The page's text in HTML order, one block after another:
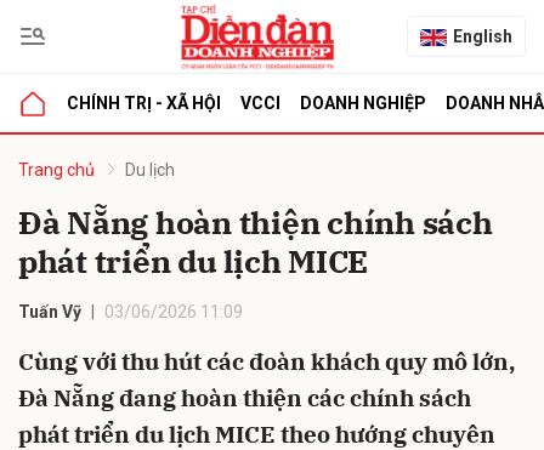
English
CHÍNH TRỊ - XÃ HỘI VCCI DOANH NGHIỆP DOANH
Trang chủ Du lịch
Đà Nẵng hoàn thiện chính sách
phát triển du lịch MICE
Tuấn Vỹ 03/06/2026 11:09
Cùng với thu hút các đoàn khách quy mô lớn,
Đà Nẵng đang hoàn thiện các chính sách
phát triển du lịch MICE theo hướng chuyên
luận
Hủy